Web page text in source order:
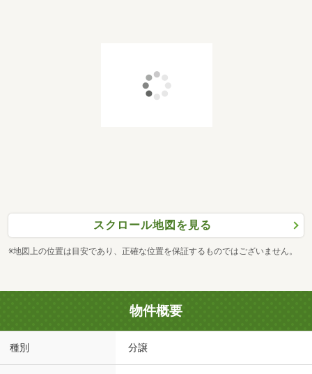
スクロール地図を見る
※地図上の位置は目安であり、正確な位置を保証するものではございません。
物件概要
種別 分譲